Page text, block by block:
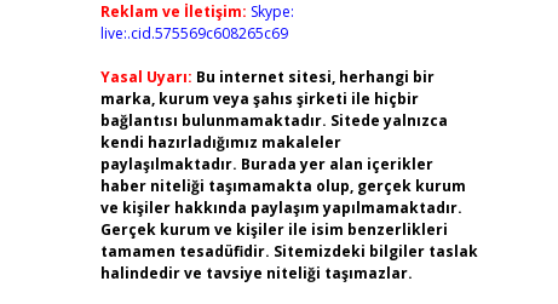
Reklam ve İletişim: Skype:
live:.cid.575569c608265c69
Yasal Uyarı: Bu internet sitesi, herhangi bir
marka, kurum veya şahıs şirketi ile hiçbir
bağlantısı bulunmamaktadır. Sitede yalnızca
kendi hazırladığımız makaleler
paylaşılmaktadır. Burada yer alan içerikler
haber niteliği taşımamakta olup, gerçek kurum
ve kişiler hakkında paylaşım yapılmamaktadır.
Gerçek kurum ve kişiler ile isim benzerlikleri
tamamen tesadüfidir. Sitemizdeki bilgiler taslak
halindedir ve tavsiye niteliği taşımazlar.